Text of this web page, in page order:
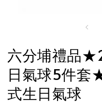
六分埔禮品
日氣球5件
式生日氣球